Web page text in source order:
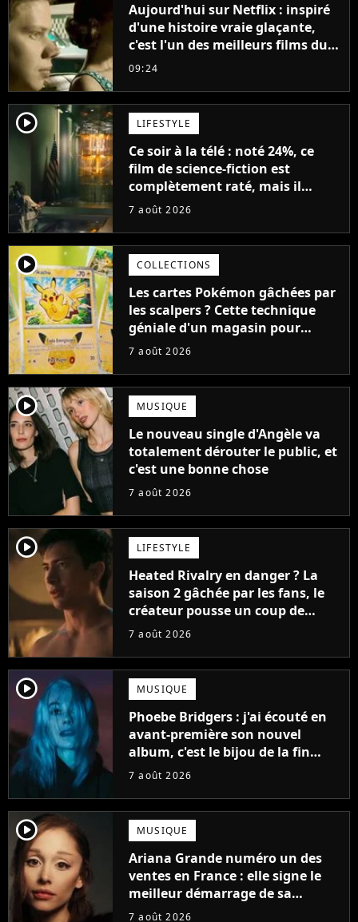
Aujourd'hui sur Netflix : inspiré
d'une histoire vraie glaçante,
c'est l'un des meilleurs films du
21ème siècle
09:24
player2 LIFESTYLE
Ce soir à la télé : noté 24%, ce
film de science-fiction est
complètement raté, mais il
aurait pu être encore pire à
7 août 2026
player2 COLLECTIONS
Les cartes Pokémon gâchées par
les scalpers ? Cette technique
géniale d'un magasin pour
ruiner les revendeurs
7 août 2026
player2 MUSIQUE
Le nouveau single d'Angèle va
totalement dérouter le public, et
c'est une bonne chose
7 août 2026
player2 LIFESTYLE
Heated Rivalry en danger ? La
saison 2 gâchée par les fans, le
créateur pousse un coup de
gueule
7 août 2026
player2 MUSIQUE
Phoebe Bridgers : j'ai écouté en
avant-première son nouvel
album, c'est le bijou de la fin
d'été
7 août 2026
player2 MUSIQUE
Ariana Grande numéro un des
ventes en France : elle signe le
meilleur démarrage de sa
carrière avec son album Petal
7 août 2026